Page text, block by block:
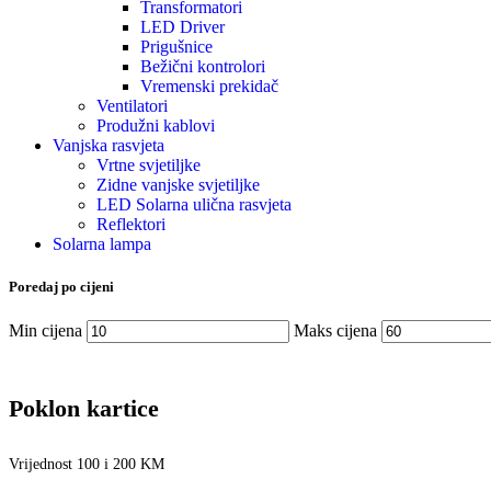
Transformatori
LED Driver
Prigušnice
Bežični kontrolori
Vremenski prekidač
Ventilatori
Produžni kablovi
Vanjska rasvjeta
Vrtne svjetiljke
Zidne vanjske svjetiljke
LED Solarna ulična rasvjeta
Reflektori
Solarna lampa
Poredaj po cijeni
Min cijena Maks cijena
Poklon kartice
Vrijednost 100 i 200 KM